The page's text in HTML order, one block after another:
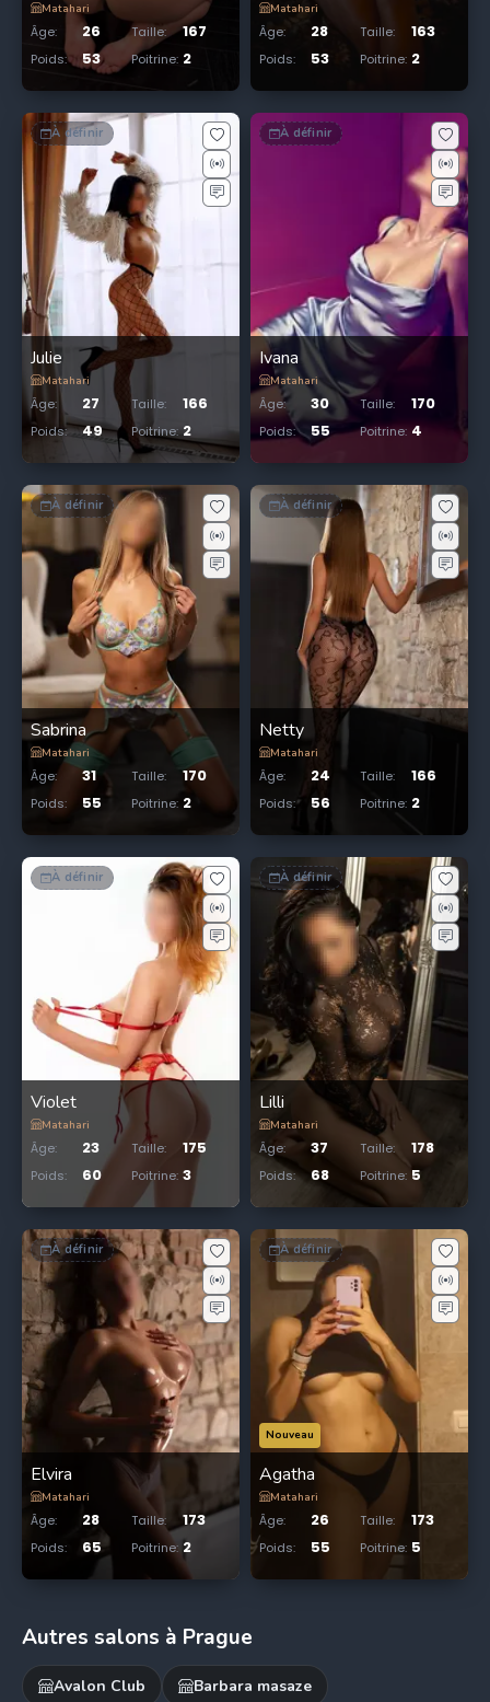
Matahari
Âge: 26 Taille: 167
Poids: 53 Poitrine: 2
Matahari
Âge: 28 Taille: 163
Poids: 53 Poitrine: 2
À définir
Julie
Matahari
Âge: 27 Taille: 166
Poids: 49 Poitrine: 2
À définir
Ivana
Matahari
Âge: 30 Taille: 170
Poids: 55 Poitrine: 4
À définir
Sabrina
Matahari
Âge: 31 Taille: 170
Poids: 55 Poitrine: 2
À définir
Netty
Matahari
Âge: 24 Taille: 166
Poids: 56 Poitrine: 2
À définir
Violet
Matahari
Âge: 23 Taille: 175
Poids: 60 Poitrine: 3
À définir
Lilli
Matahari
Âge: 37 Taille: 178
Poids: 68 Poitrine: 5
À définir
Elvira
Matahari
Âge: 28 Taille: 173
Poids: 65 Poitrine: 2
Nouveau
À définir
Agatha
Matahari
Âge: 26 Taille: 173
Poids: 55 Poitrine: 5
Autres salons à Prague
Avalon Club Barbara masaze